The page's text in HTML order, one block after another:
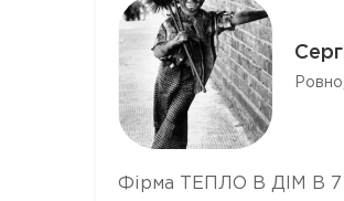
Фірма ТЕПЛО В ДІМ В 7 !